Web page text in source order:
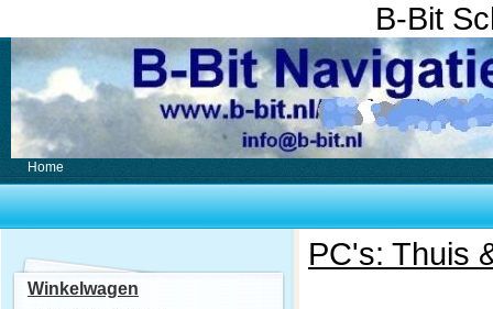
B-Bit
Home
Winkelwagen
PC's: Thuis